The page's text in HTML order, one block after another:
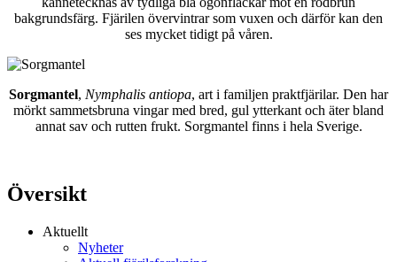
bakgrundsfärg. Fjärilen övervintrar som vuxen och därför kan den
ses mycket tidigt på våren.
Sorgmantel, Nymphalis antiopa, art i familjen praktfjärilar. Den har
mörkt sammetsbruna vingar med bred, gul ytterkant och äter bland
annat sav och rutten frukt. Sorgmantel finns i hela Sverige.
Översikt
Aktuellt
Nyheter